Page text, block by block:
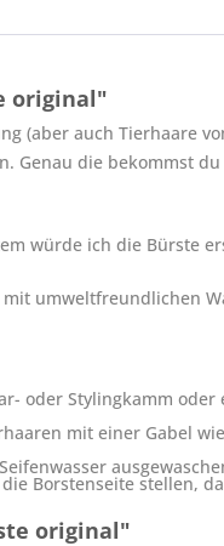
original"
(aber auch Tierhaare
Genau die bekommst
würde ich die Bürste
umweltfreundlichen
oder Stylingkamm
mit einer Gabel
Borstenseite stellen,
original"